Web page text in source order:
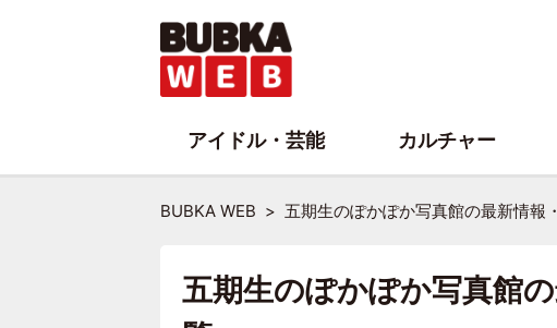
BUBKA WEB 五期生のぽかぽか写真館の最新情報
五期生のぽかぽか写真館
アイドル・芸能 カルチャー